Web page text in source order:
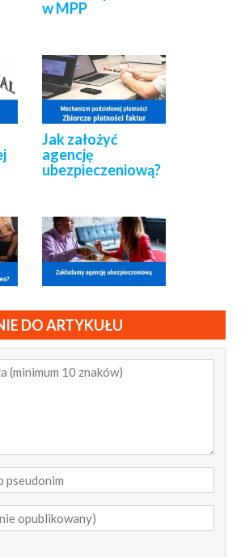
w MPP
Jak założyć
agencję
ubezpieczeniową?
DO ARTYKUŁU